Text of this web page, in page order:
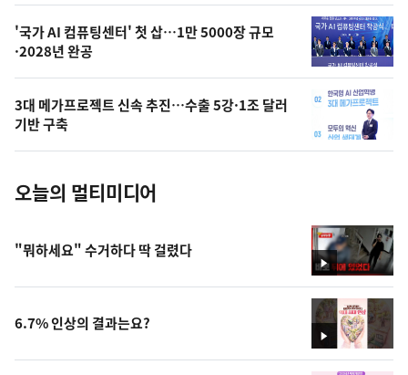
오
늘
의
사
진
'국가 AI 컴퓨팅센터' 첫 삽…1만 5000장 규모
·2028년 완공
3대 메가프로젝트 신속 추진…수출 5강·1조 달러
기반 구축
오늘의 멀티미디어
영
상
"뭐하세요" 수거하다 딱 걸렸다
영
상
6.7% 인상의 결과는요?